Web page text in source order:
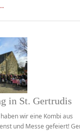
in St. Gertrudis
wir eine Kombi aus
und Messe gefeiert!